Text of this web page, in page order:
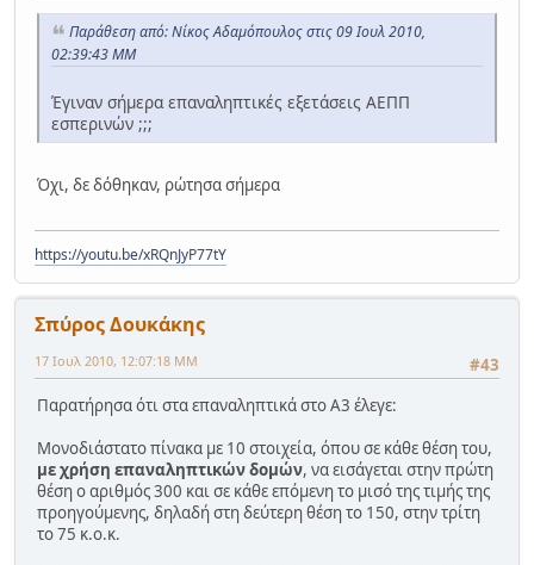
Παράθεση από: Νίκος Αδαμόπουλος στις 09 Ιουλ 2010,
02:39:43 ΜΜ
Έγιναν σήμερα επαναληπτικές εξετάσεις ΑΕΠΠ
εσπερινών ;;;
Όχι, δε δόθηκαν, ρώτησα σήμερα
https://youtu.be/xRQnJyP77tY
Σπύρος Δουκάκης
#43
17 Ιουλ 2010, 12:07:18 ΜΜ
Παρατήρησα ότι στα επαναληπτικά στο Α3 έλεγε:
Μονοδιάστατο πίνακα με 10 στοιχεία, όπου σε κάθε θέση του,
με χρήση επαναληπτικών δομών, να εισάγεται στην πρώτη
θέση ο αριθμός 300 και σε κάθε επόμενη το μισό της τιμής της
προηγούμενης, δηλαδή στη δεύτερη θέση το 150, στην τρίτη
το 75 κ.ο.κ.